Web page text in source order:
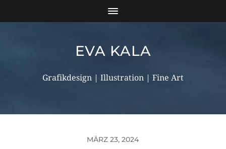
EVA KALA
Grafikdesign | Illustration | Fine Art
MÄRZ 23, 2024